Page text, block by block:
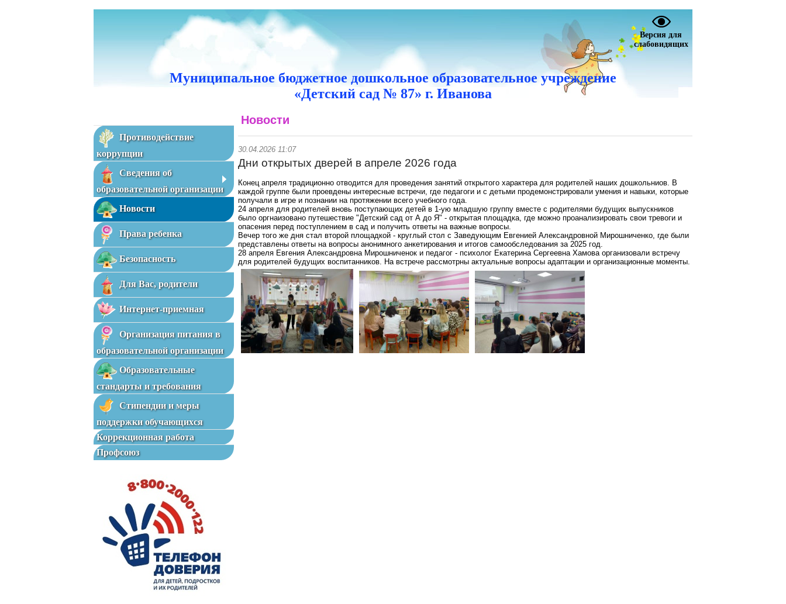
Версия для
слабовидящих
Муниципальное бюджетное дошкольное образовательное учреждение
«Детский сад № 87» г. Иванова
Противодействие
коррупции
Сведения об
образовательной организации
Новости
Права ребенка
Безопасность
Для Вас, родители
Интернет-приемная
Организация питания в
образовательной организации
Образовательные
стандарты и требования
Стипендии и меры
поддержки обучающихся
Коррекционная работа
Профсоюз
Новости
30.04.2026 11:07
Дни открытых дверей в апреле 2026 года
Конец апреля традиционно отводится для проведения занятий открытого характера для родителей наших дошкольниов. В
каждой группе были проевдены интересные встречи, где педагоги и с детьми продемонстрировали умения и навыки, которые
получали в игре и познании на протяжении всего учебного года.
24 апреля для родителей вновь поступающих детей в 1-ую младшую группу вместе с родителями будущих выпускников
было оргнаизовано путешествие "Детский сад от А до Я" - открытая площадка, где можно проанализировать свои тревоги и
опасения перед поступлением в сад и получить ответы на важные вопросы.
Вечер того же дня стал второй площадкой - круглый стол с Заведующим Евгенией Александровной Мирошниченко, где были
представлены ответы на вопросы анонимного анкетирования и итогов самообследования за 2025 год.
28 апреля Евгения Александровна Мирошниченок и педагог - психолог Екатерина Сергеевна Хамова организовали встречу
для родителей будущих воспитанников. На встрече рассмотрны актуальные вопросы адаптации и организационные моменты.